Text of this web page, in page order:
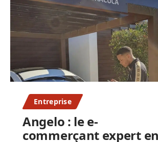
Entreprise
Angelo : le e-
commerçant expert en